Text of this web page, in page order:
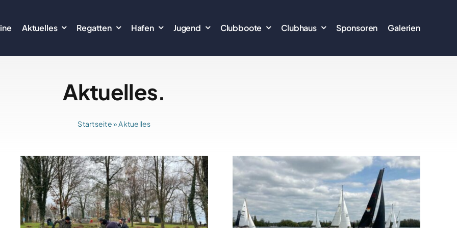
Aktuelles Regatten Hafen Jugend Clubboote Clubhaus Sponsoren Galerien
Aktuelles.
Startseite»Aktuelles